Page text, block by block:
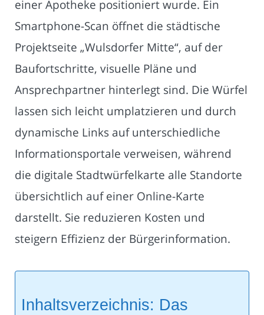
einer Apotheke positioniert wurde. Ein
Smartphone-Scan öffnet die städtische
Projektseite „Wulsdorfer Mitte“, auf der
Baufortschritte, visuelle Pläne und
Ansprechpartner hinterlegt sind. Die Würfel
lassen sich leicht umplatzieren und durch
dynamische Links auf unterschiedliche
Informationsportale verweisen, während
die digitale Stadtwürfelkarte alle Standorte
übersichtlich auf einer Online-Karte
darstellt. Sie reduzieren Kosten und
steigern Effizienz der Bürgerinformation.
Inhaltsverzeichnis: Das